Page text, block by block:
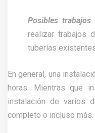
Posibles trabajos
realizar trabajos
tuberías
En general, una
horas. Mientras que
instalación de varios
completo o incluso más.